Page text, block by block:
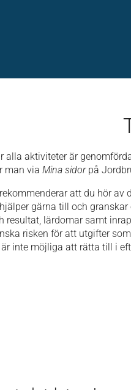
alla aktiviteter är
man via Mina sidorpå
att du hör
gärna till och
resultat, lärdomar samt
risken för att utgifter
inte möjliga att rätta till i